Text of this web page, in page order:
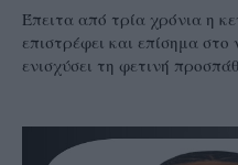
Έπειτα από τρία χρόνια η
επιστρέφει και επίσημα στο
ενισχύσει τη φετινή